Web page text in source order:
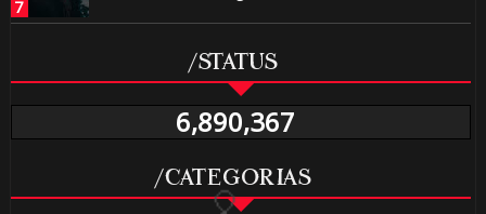
/STATUS
6,890,367
/CATEGORIAS